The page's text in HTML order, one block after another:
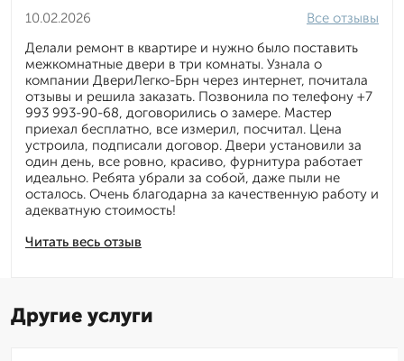
10.02.2026
Читать весь отзыв
Все отзывы
Делали ремонт в квартире и нужно было поставить
межкомнатные двери в три комнаты. Узнала о
компании ДвериЛегко-Брн через интернет, почитала
отзывы и решила заказать. Позвонила по телефону +7
993 993-90-68, договорились о замере. Мастер
приехал бесплатно, все измерил, посчитал. Цена
устроила, подписали договор. Двери установили за
один день, все ровно, красиво, фурнитура работает
идеально. Ребята убрали за собой, даже пыли не
осталось. Очень благодарна за качественную работу и
адекватную стоимость!
Другие услуги